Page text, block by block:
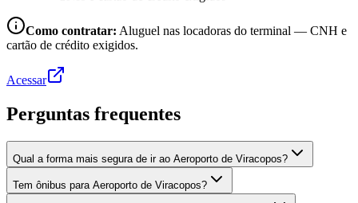
Como contratar: Aluguel nas locadoras do terminal — CNH e
cartão de crédito exigidos.
Acessar
Perguntas frequentes
Qual a forma mais segura de ir ao Aeroporto de Viracopos?
Tem ônibus para Aeroporto de Viracopos?